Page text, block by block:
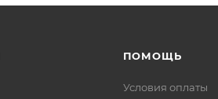
ПОМОЩЬ
Условия оплаты